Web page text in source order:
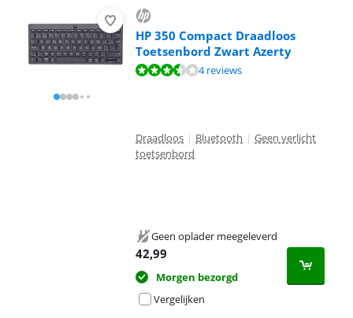
HP 350 Compact Draadloos
Toetsenbord Zwart Azerty
Beoordeling is 7,4 van de 10, gebaseerd op 4 reviews.
4 reviews
Draadloos | Bluetooth | Geen verlicht
toetsenbord
Geen oplader meegeleverd
42,99
Morgen bezorgd
Vergelijken